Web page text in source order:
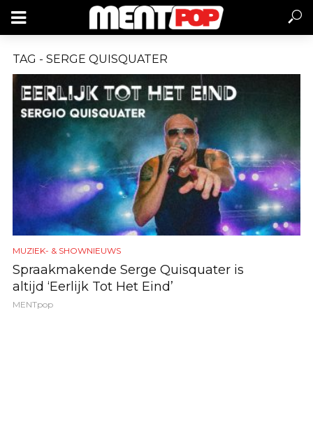
TAG - SERGE QUISQUATER
MUZIEK- & SHOWNIEUWS
Spraakmakende Serge Quisquater is
altijd ‘Eerlijk Tot Het Eind’
MENTpop